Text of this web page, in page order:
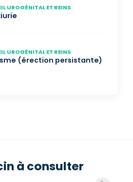
UROGÉNITAL ET REINS
UROGÉNITAL ET REINS
(érection persistante)
à consulter